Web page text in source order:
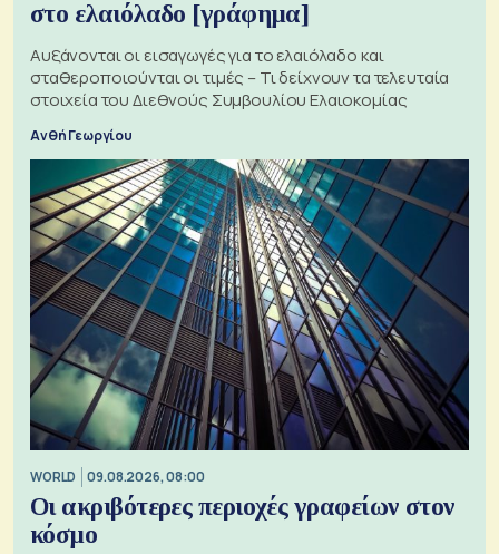
στο ελαιόλαδο [γράφημα]
Αυξάνονται οι εισαγωγές για το ελαιόλαδο και
σταθεροποιούνται οι τιμές – Τι δείχνουν τα τελευταία
στοιχεία του Διεθνούς Συμβουλίου Ελαιοκομίας
Ανθή Γεωργίου
WORLD 09.08.2026, 08:00
Οι ακριβότερες περιοχές γραφείων στον
κόσμο